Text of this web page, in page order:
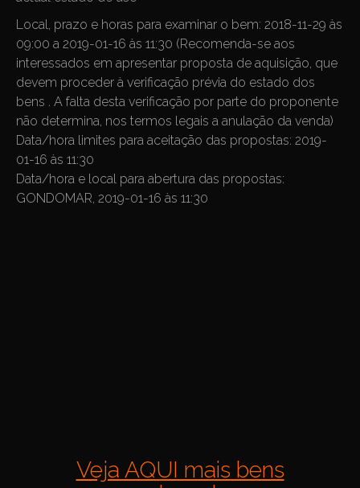
Local, prazo e horas para examinar o bem: 2018-11-29 às
09:00 a 2019-01-16 às 11:30 (Recomenda-se aos
interessados em apresentar proposta de aquisição, que
devem proceder à verificação prévia do estado dos
bens . A falta desta verificação por parte do proponente
não determina, nos termos legais a anulação da venda)
Data/hora limites para aceitação das propostas: 2019-
01-16 às 11:30
Data/hora e local para abertura das propostas:
GONDOMAR, 2019-01-16 às 11:30
Veja AQUI mais bens